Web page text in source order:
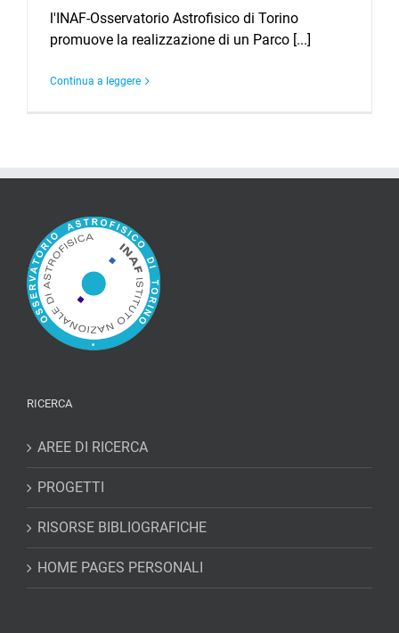
l'INAF-Osservatorio Astrofisico di Torino
promuove la realizzazione di un Parco [...]
Continua a leggere
RICERCA
AREE DI RICERCA
PROGETTI
RISORSE BIBLIOGRAFICHE
HOME PAGES PERSONALI